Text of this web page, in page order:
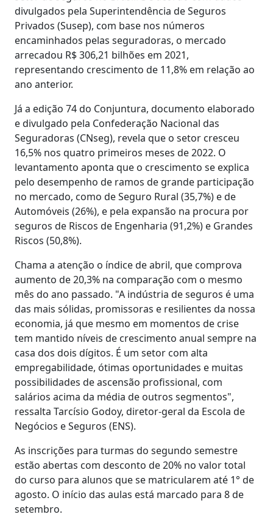
divulgados pela Superintendência de Seguros
Privados (Susep), com base nos números
encaminhados pelas seguradoras, o mercado
arrecadou R$ 306,21 bilhões em 2021,
representando crescimento de 11,8% em relação ao
ano anterior.
Já a edição 74 do Conjuntura, documento elaborado
e divulgado pela Confederação Nacional das
Seguradoras (CNseg), revela que o setor cresceu
16,5% nos quatro primeiros meses de 2022. O
levantamento aponta que o crescimento se explica
pelo desempenho de ramos de grande participação
no mercado, como de Seguro Rural (35,7%) e de
Automóveis (26%), e pela expansão na procura por
seguros de Riscos de Engenharia (91,2%) e Grandes
Riscos (50,8%).
Chama a atenção o índice de abril, que comprova
aumento de 20,3% na comparação com o mesmo
mês do ano passado. "A indústria de seguros é uma
das mais sólidas, promissoras e resilientes da nossa
economia, já que mesmo em momentos de crise
tem mantido níveis de crescimento anual sempre na
casa dos dois dígitos. É um setor com alta
empregabilidade, ótimas oportunidades e muitas
possibilidades de ascensão profissional, com
salários acima da média de outros segmentos",
ressalta Tarcísio Godoy, diretor-geral da Escola de
Negócios e Seguros (ENS).
As inscrições para turmas do segundo semestre
estão abertas com desconto de 20% no valor total
do curso para alunos que se matricularem até 1° de
agosto. O início das aulas está marcado para 8 de
setembro.